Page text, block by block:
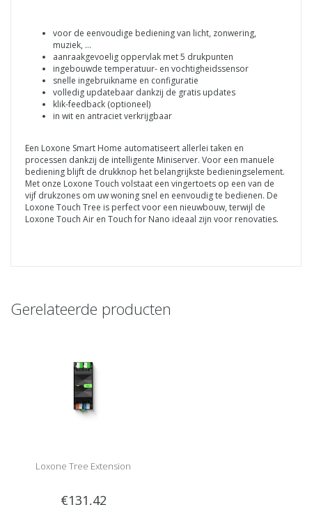
voor de eenvoudige bediening van licht, zonwering,
muziek, ...
aanraakgevoelig oppervlak met 5 drukpunten
ingebouwde temperatuur- en vochtigheidssensor
snelle ingebruikname en configuratie
volledig updatebaar dankzij de gratis updates
klik-feedback (optioneel)
in wit en antraciet verkrijgbaar
Een Loxone Smart Home automatiseert allerlei taken en
processen dankzij de intelligente Miniserver. Voor een manuele
bediening blijft de drukknop het belangrijkste bedieningselement.
Met onze Loxone Touch volstaat een vingertoets op een van de
vijf drukzones om uw woning snel en eenvoudig te bedienen. De
Loxone Touch Tree is perfect voor een nieuwbouw, terwijl de
Loxone Touch Air en Touch for Nano ideaal zijn voor renovaties.
Gerelateerde producten
Loxone Tree Extension
€131,42